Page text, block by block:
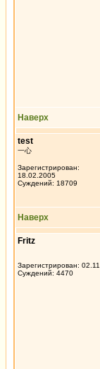
Наверх
test
一心
Зарегистрирован:
18.02.2005
Суждений: 18709
Наверх
Fritz
Зарегистрирован:
Суждений: 4470